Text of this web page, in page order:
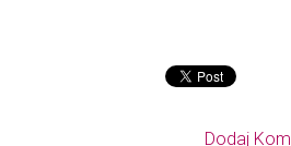
Dodaj